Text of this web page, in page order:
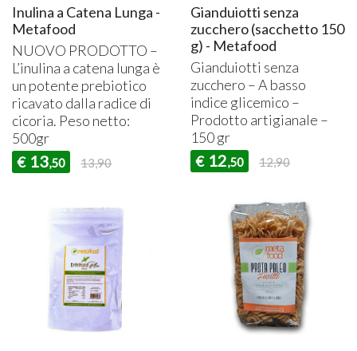
Inulina a Catena Lunga -
Metafood
NUOVO PRODOTTO –
L’inulina a catena lunga è
un potente prebiotico
ricavato dalla radice di
cicoria. Peso netto:
500gr
€ 13,50 13,90
Gianduiotti senza
zucchero (sacchetto 150
g) - Metafood
Gianduiotti senza
zucchero – A basso
indice glicemico –
Prodotto artigianale –
150 gr
€ 12,50 12,90